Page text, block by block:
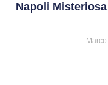
Napoli